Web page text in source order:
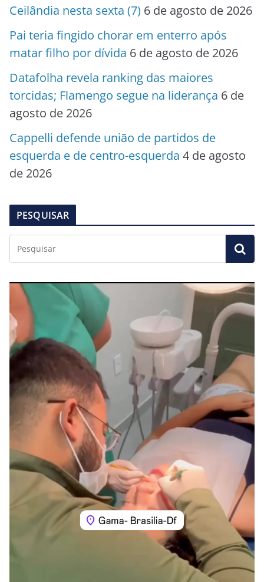
Ceilândia nesta sexta (7) 6 de agosto de 2026
Pai teria fingido chorar em enterro após
matar filho por dívida 6 de agosto de 2026
Datafolha revela ranking das maiores
torcidas; Flamengo segue na liderança 6 de
agosto de 2026
Cappelli defende união de partidos de
esquerda e de centro-esquerda 4 de agosto
de 2026
PESQUISAR